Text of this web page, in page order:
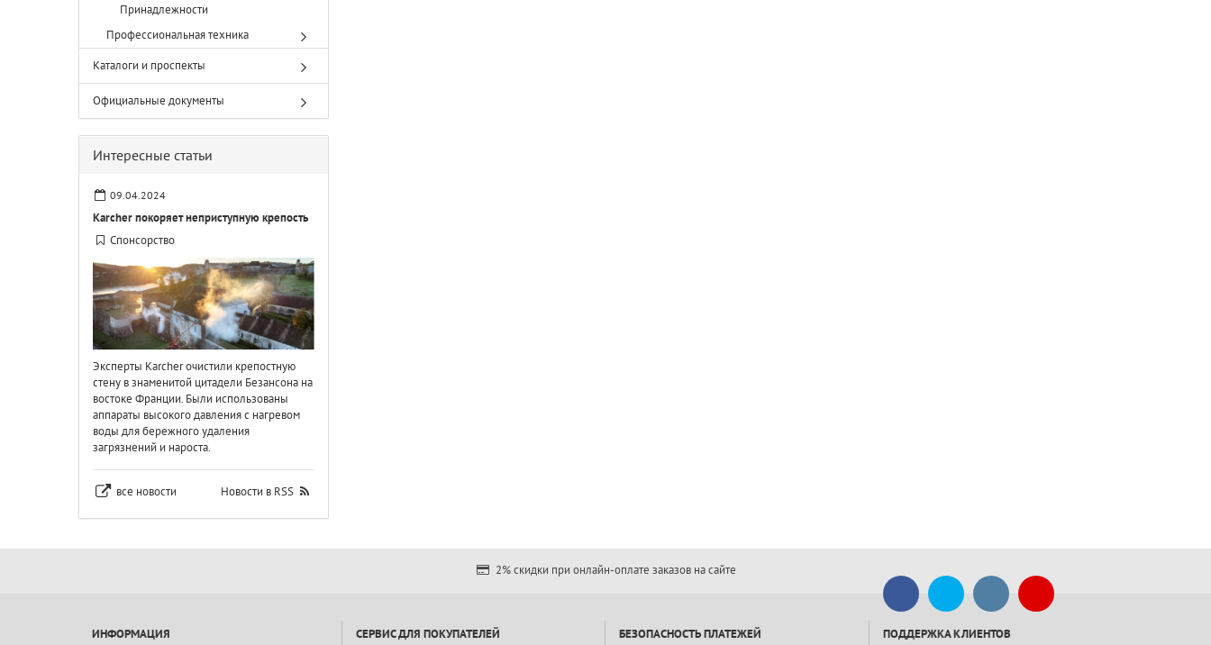
Принадлежности
Профессиональная техника
Каталоги и проспекты
Официальные документы
Интересные статьи
09.04.2024
Karcher покоряет неприступную крепость
Спонсорство
Эксперты Karcher очистили крепостную
стену в знаменитой цитадели Безансона на
востоке Франции. Были использованы
аппараты высокого давления с нагревом
воды для бережного удаления
загрязнений и нароста.
все новости Новости в RSS
2% скидки при онлайн-оплате заказов на сайте
ИНФОРМАЦИЯ СЕРВИС ДЛЯ ПОКУПАТЕЛЕЙ БЕЗОПАСНОСТЬ ПЛАТЕЖЕЙ ПОДДЕРЖКА КЛИЕНТОВ